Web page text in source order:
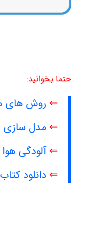
حتما بخوانید:
⇐ روش های
⇐ مدل سازی
⇐ آلودگی
⇐ دانلود